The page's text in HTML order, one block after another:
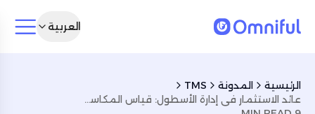
العربية
الرئيسية المدونة
TMS
عائد الاستثمار في إدارة الأسطول: قياس المكاسب عبر التوصيل والإرجاع